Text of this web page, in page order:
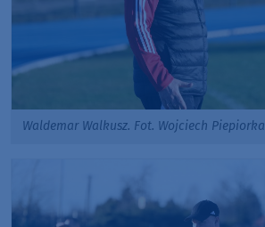
Waldemar Walkusz. Fot. Wojciech Piepiorka